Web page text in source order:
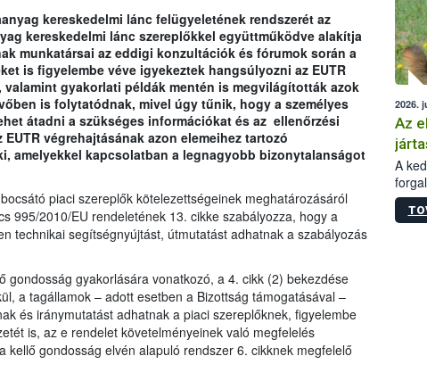
kereskedelmi lánc felügyeletének rendszerét az
kereskedelmi lánc szereplőkkel együttműködve alakítja
munkatársai az eddigi konzultációk és fórumok során a
is figyelembe véve igyekeztek hangsúlyozni az EUTR
gyakorlati példák mentén is megvilágították azok
is folytatódnak, mivel úgy tűnik, hogy a személyes
átadni a szükséges információkat és az ellenőrzési
végrehajtásának azon elemeihez tartozó
amelyekkel kapcsolatban a legnagyobb bizonytalanságot
piaci szereplők kötelezettségeinek meghatározásáról
995/2010/EU rendeletének 13. cikke szabályozza, hogy a
technikai segítségnyújtást, útmutatást adhatnak a szabályozás
gondosság gyakorlására vonatkozó, a 4. cikk (2) bekezdése
a tagállamok – adott esetben a Bizottság támogatásával –
és iránymutatást adhatnak a piaci szereplőknek, figyelembe
is, az e rendelet követelményeinek való megfelelés
kellő gondosság elvén alapuló rendszer 6. cikknek megfelelő
2026.
Az
A